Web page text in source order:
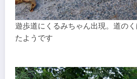
遊歩道にくるみちゃん出現。道の
たようです